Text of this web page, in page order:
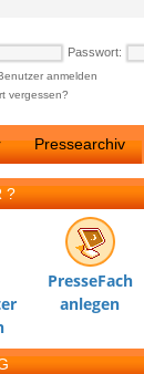
Passwort:
anmelden
vergessen?
Pressearchiv
?
PresseFach
anlegen